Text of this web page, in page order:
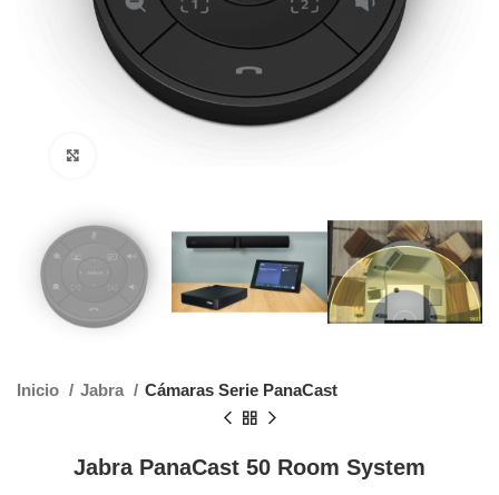
Inicio Jabra Cámaras Serie PanaCast
Jabra PanaCast 50 Room System